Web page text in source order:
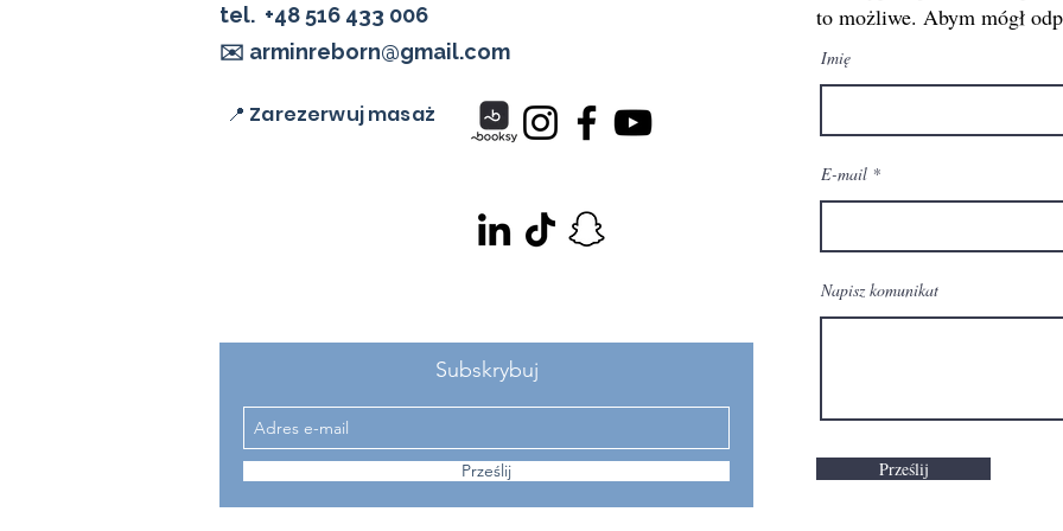
tel. +48 516 433 006
✉️ arminreborn@gmail.com
📍 Zarezerwuj masaż
Subskrybuj
Prześlij
to możliwe. Abym mógł
Imię
E-mail
Napisz komunikat
Prześlij